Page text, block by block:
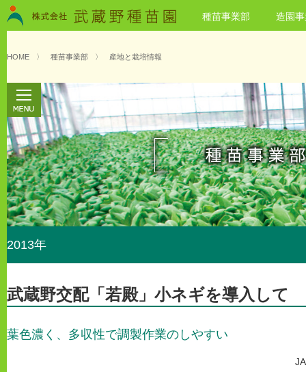
種苗事業部 造園
HOME 〉 種苗事業部 〉 産地と栽培情報
2013年
武蔵野交配「若殿」小ネギを導入して
葉色濃く、多収性で調製作業のしやすい